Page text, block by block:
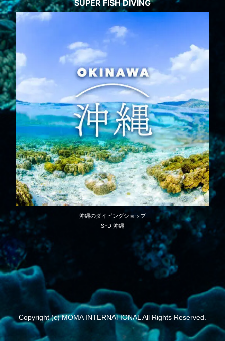
SUPER FISH DIVING
沖縄のダイビングショップ
SFD 沖縄
Copyright (c) MOMA INTERNATIONAL All Rights Reserved.